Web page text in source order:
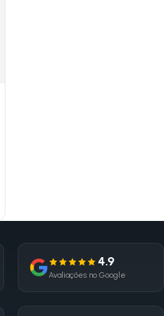
4.9
Avaliações no Google